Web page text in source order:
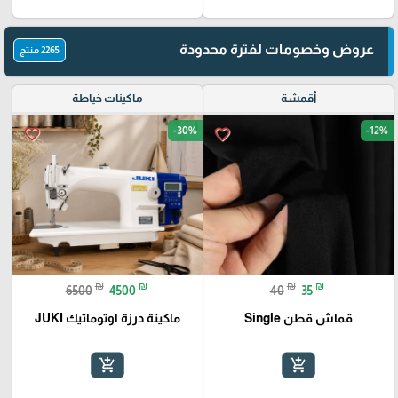
عروض وخصومات لفترة محدودة 2265 منتج
أقمشة
favorite_border -12%
40 ₪ 35 ₪
قماش قطن Single
add_shopping_cart
ماكينات خياطة
favorite_border -30%
6500 ₪ 4500 ₪
ماكينة درزة اوتوماتيك JUKI
add_shopping_cart